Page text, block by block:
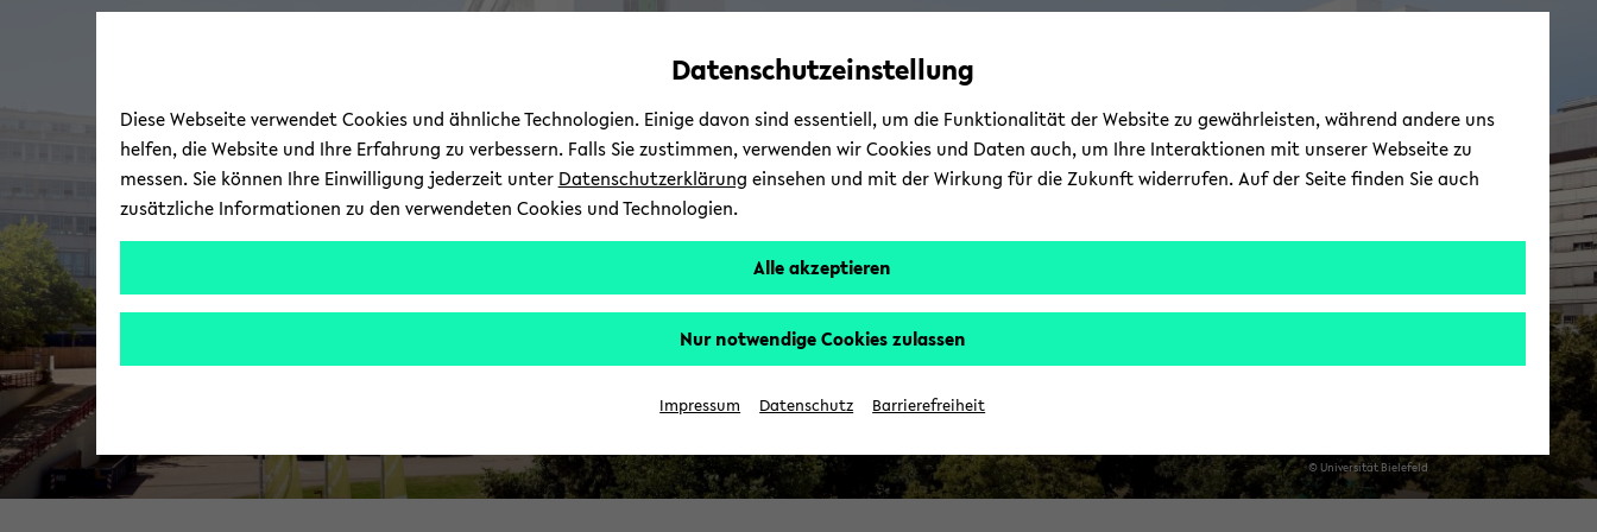
Automatische
vermeiden
zum
wechseln
zum
wechseln
zum
wechseln
na­si­um/Ge­samt­
schu­le (Ba­che­lor)
© Uni­ver­si­tät Bie­le­feld
Datenschutzeinstellung
Diese Webseite verwendet Cookies und ähnliche Technologien. Einige davon sind essentiell, um die Funktionalität der Website zu gewährleisten, während andere uns
helfen, die Website und Ihre Erfahrung zu verbessern. Falls Sie zustimmen, verwenden wir Cookies und Daten auch, um Ihre Interaktionen mit unserer Webseite zu
messen. Sie können Ihre Einwilligung jederzeit unter Datenschutzerklärung einsehen und mit der Wirkung für die Zukunft widerrufen. Auf der Seite finden Sie auch
zusätzliche Informationen zu den verwendeten Cookies und Technologien.
Alle akzeptieren
Nur notwendige Cookies zulassen
Impressum Datenschutz Barrierefreiheit